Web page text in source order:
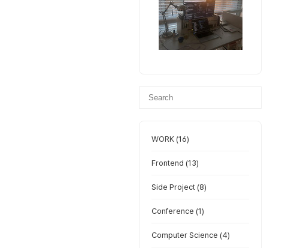
WORK (16)
Frontend (13)
Side Project (8)
Conference (1)
Computer Science (4)